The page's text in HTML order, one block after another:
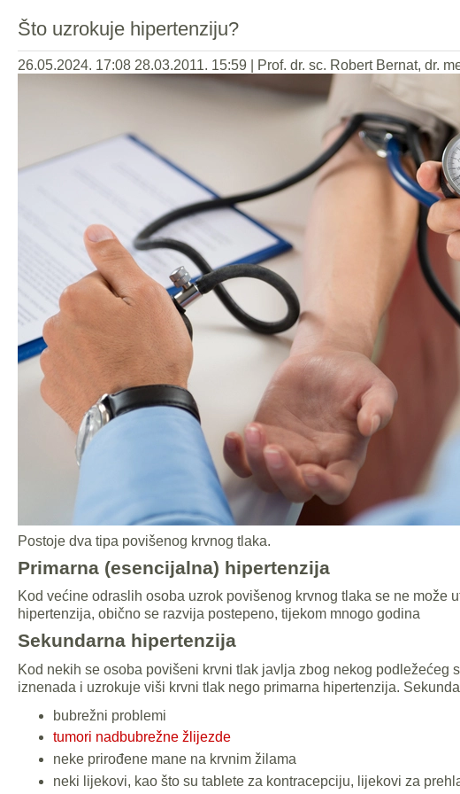
Što uzrokuje hipertenziju?
26.05.2024. 17:08 28.03.2011. 15:59 Prof. dr. sc. Robert Bernat, dr.
Postoje dva tipa povišenog krvnog tlaka.
Primarna (esencijalna) hipertenzija
Kod većine odraslih osoba uzrok povišenog krvnog tlaka se ne
hipertenzija, obično se razvija postepeno, tijekom mnogo godina
Sekundarna hipertenzija
Kod nekih se osoba povišeni krvni tlak javlja zbog nekog
iznenada i uzrokuje viši krvni tlak nego primarna hipertenzija.
bubrežni problemi
tumori nadbubrežne žlijezde
neke prirođene mane na krvnim žilama
neki lijekovi, kao što su tablete za kontracepciju, lijekovi za